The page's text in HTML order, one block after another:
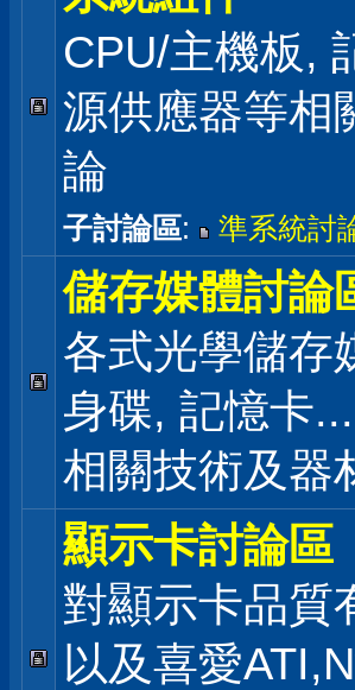
CPU/主機板,
源供應器等相
論
子討論區: 準系統討
儲存媒體討論
各式光學儲存
身碟, 記憶卡
相關技術及器
顯示卡討論區
對顯示卡品質
以及喜愛